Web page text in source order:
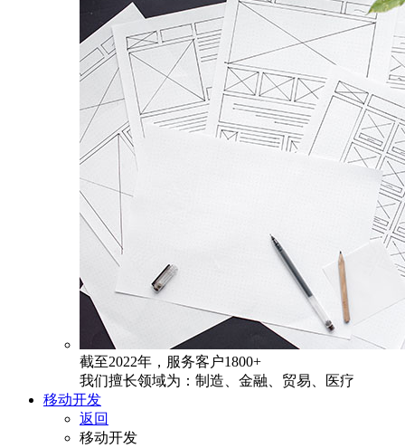
截至2022年，服务客户1800+
我们擅长领域为：制造、金融、贸易、医疗
移动开发
返回
移动开发